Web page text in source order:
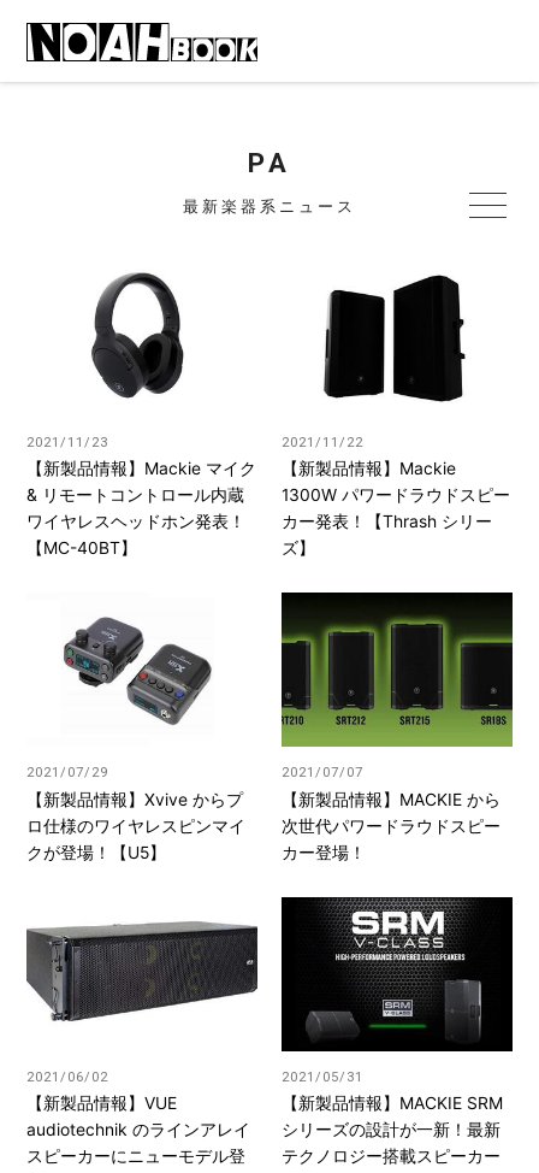
PA
最新楽器系ニュース
2021/11/23
【新製品情報】Mackie マイク
& リモートコントロール内蔵
ワイヤレスヘッドホン発表！
【MC-40BT】
2021/11/22
【新製品情報】Mackie
1300W パワードラウドスピー
カー発表！【Thrash シリー
ズ】
2021/07/29
【新製品情報】Xvive からプ
ロ仕様のワイヤレスピンマイ
クが登場！【U5】
2021/07/07
【新製品情報】MACKIE から
次世代パワードラウドスピー
カー登場！
2021/06/02
【新製品情報】VUE
audiotechnik のラインアレイ
スピーカーにニューモデル登
2021/05/31
【新製品情報】MACKIE SRM
シリーズの設計が一新！最新
テクノロジー搭載スピーカー